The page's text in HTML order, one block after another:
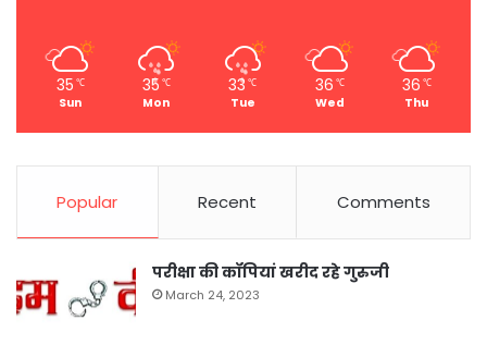
35 ℃
Sun
35 ℃
Mon
33 ℃
Tue
36 ℃
Wed
36 ℃
Thu
Popular Recent Comments
परीक्षा की कॉपियां खरीद रहे गुरुजी
March 24, 2023